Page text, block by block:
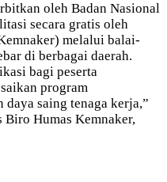
oleh Badan Nasional
secara gratis oleh
melalui balai-
di berbagai daerah.
bagi peserta
program
daya saing tenaga kerja,”
Biro Humas Kemnaker,